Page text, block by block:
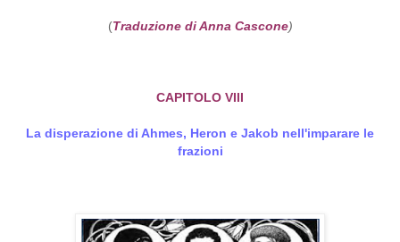
(Traduzione di Anna Cascone)
CAPITOLO VIII
La disperazione di Ahmes, Heron e Jakob nell'imparare le
frazioni